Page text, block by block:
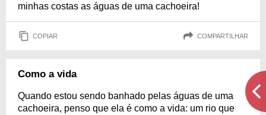
minhas costas as águas de uma cachoeira!
COPIAR COMPARTILHAR
Como a vida
Quando estou sendo banhado pelas águas de uma
cachoeira, penso que ela é como a vida: um rio que